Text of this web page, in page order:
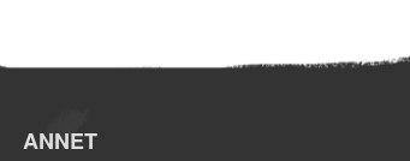
ANNET